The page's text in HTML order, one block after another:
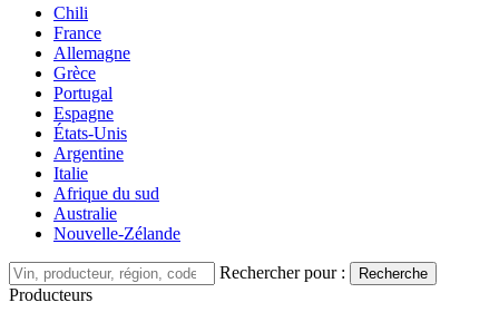
Chili
France
Allemagne
Grèce
Portugal
Espagne
États-Unis
Argentine
Italie
Afrique du sud
Australie
Nouvelle-Zélande
Rechercher pour : Recherche
Producteurs